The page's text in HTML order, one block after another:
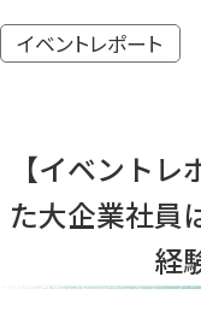
イベントレポート
【イベント
た大企業社員
経